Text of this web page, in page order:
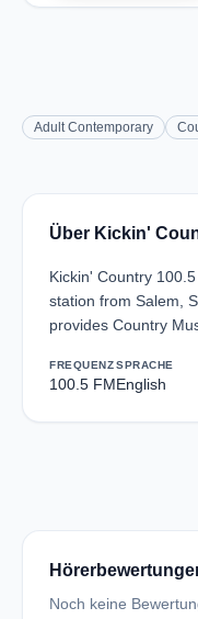
Adult Contemporary
Über Kickin'
Kickin' Country
station from Salem,
provides Country
FREQUENZ
100.5 FM
SPRACHE
English
Noch keine